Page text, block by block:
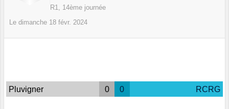
R1, 14ème journée
Le dimanche 18 févr. 2024
Pluvigner 0 0 RCRG